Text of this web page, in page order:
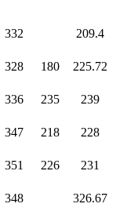
332 209.4
328 180 225.72
336 235
239
347 218
228
351 226 231
348 326.67